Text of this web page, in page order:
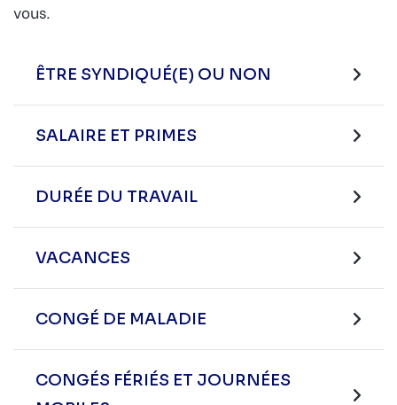
vous.
ÊTRE SYNDIQUÉ(E) OU NON
SALAIRE ET PRIMES
DURÉE DU TRAVAIL
VACANCES
CONGÉ DE MALADIE
CONGÉS FÉRIÉS ET JOURNÉES